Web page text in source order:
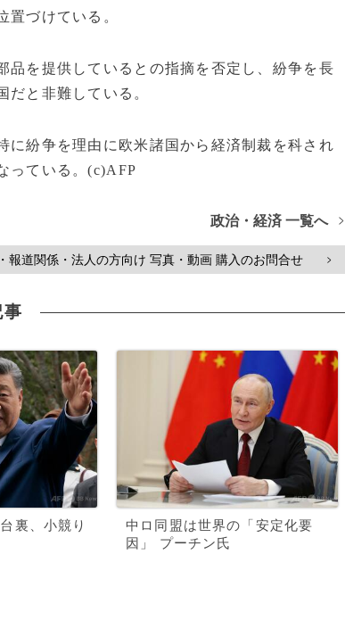
置づけている。
品を提供しているとの指摘を否定し、紛争を長
と非難している。
に紛争を理由に欧米諸国から経済制裁を科され
っている。(c)AFP
政治・経済 一覧へ >
報道関係・法人の方向け 写真・動画 購入のお問合せ >
事
裏、小競り
中ロ同盟は世界の「安定化要
因」 プーチン氏